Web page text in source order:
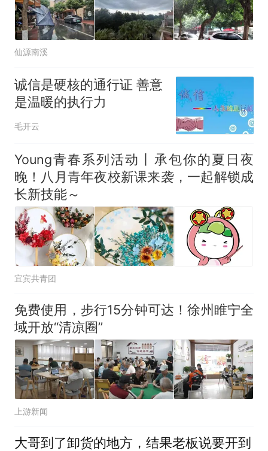
仙源南溪
诚信是硬核的通行证 善意
是温暖的执行力
毛开云
Young青春系列活动丨承包你的夏日夜
晚！八月青年夜校新课来袭，一起解锁成
长新技能～
宜宾共青团
免费使用，步行15分钟可达！徐州睢宁全
域开放“清凉圈”
上游新闻
大哥到了卸货的地方，结果老板说要开到